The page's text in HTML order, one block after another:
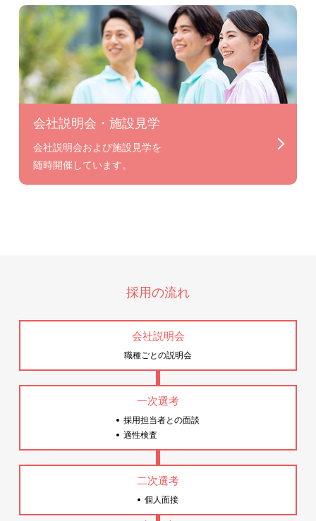
会社説明会・施設見学
会社説明会および施設見学を
随時開催しています。
採用の流れ
会社説明会
職種ごとの説明会
一次選考
採用担当者との面談
適性検査
二次選考
個人面接